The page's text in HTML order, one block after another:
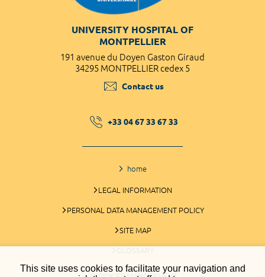
This site uses cookies to facilitate your navigation and
UNIVERSITY HOSPITAL OF
MONTPELLIER
191 avenue du Doyen Gaston Giraud
34295 MONTPELLIER cedex 5
Contact us
+33 04 67 33 67 33
home
LEGAL INFORMATION
PERSONAL DATA MANAGEMENT POLICY
SITE MAP
GLOSSARY